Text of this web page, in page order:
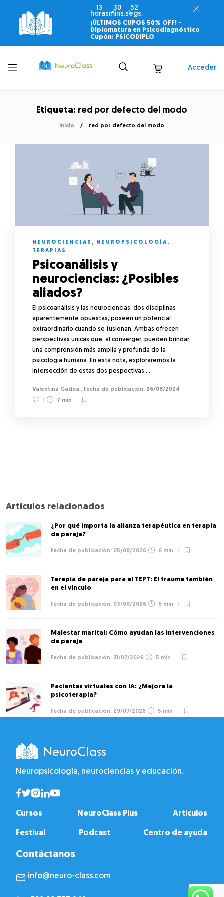
13
horas
30
mins.
51
segs.
¡ÚLTIMOS CUPOS 50% OFF! -
Diplomatura en Psicodiagnóstico
Cupón: PSICODIPLO
Toggle
menu
Acceder
Etiqueta: red por defecto del modo
Inicio red por defecto del modo
NEUROCIENCIAS , NEUROPSICOLOGÍA,
TERAPIAS
Psicoanálisis y
neurociencias: ¿Posibles
aliados?
El psicoanálisis y las neurociencias, dos disciplinas
aparentemente opuestas, poseen un potencial
extraordinario cuando se fusionan. Ambas ofrecen
perspectivas únicas que, al converger, pueden brindar
una comprensión más amplia y profunda de la
psicología humana. En esta nota, exploraremos la
intersección de estas dos pespectivas,…
Valentina Gadea ,
26/08/2024
1
7 min
Artículos relacionados
¿Por qué importa la alianza terapéutica en terapia
de pareja?
05/08/2026 6 min
Terapia de pareja para el TEPT: El trauma también
en el vínculo
03/08/2026 6 min
Malestar marital: Cómo ayudan las intervenciones
de pareja
31/07/2026 5 min
Pacientes virtuales con IA: ¿Mejora la
psicoterapia?
29/07/2026 5 min
Neuropsicología, neurociencias y educación.
Cursos NeuroClass Plus Artículos
Festival Podcast Centro de ayuda
Contáctanos
info@neuro-class.com